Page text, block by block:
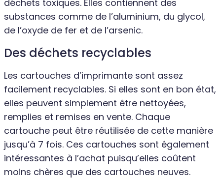
déchets toxiques. Elles contiennent des
substances comme de l’aluminium, du glycol,
de l’oxyde de fer et de l’arsenic.
Des déchets recyclables
Les cartouches d’imprimante sont assez
facilement recyclables. Si elles sont en bon état,
elles peuvent simplement être nettoyées,
remplies et remises en vente. Chaque
cartouche peut être réutilisée de cette manière
jusqu’à 7 fois. Ces cartouches sont également
intéressantes à l’achat puisqu’elles coûtent
moins chères que des cartouches neuves.